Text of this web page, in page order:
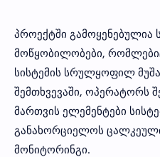
პროექტში გამოყენებულია
მოწყობილობები,
სისტემის სრულყოფილ
შემთხვევაში, ოპერატორს
მართვის ელემენტები
განახორციელოს
მონიტორინგი.